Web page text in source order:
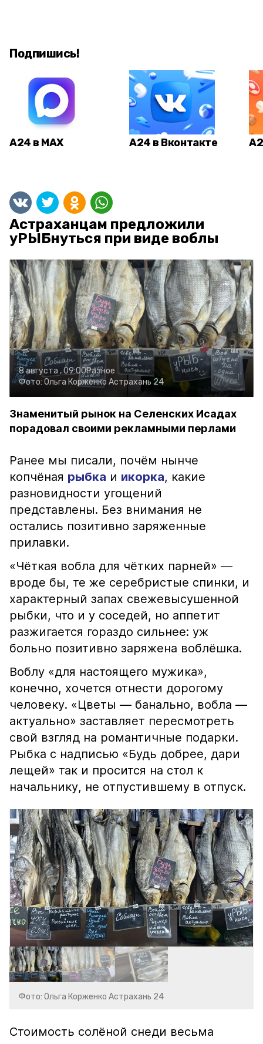
Подпишись!
А24 в MAX А24 в Вконтакте
Астраханцам предложили
уРЫБнуться при виде воблы
8 августа , 09:00Разное
Фото: Ольга Корженко Астрахань 24
Знаменитый рынок на Селенских Исадах
порадовал своими рекламными перлами
Ранее мы писали, почём нынче
копчёная рыбка и икорка, какие
разновидности угощений
представлены. Без внимания не
остались позитивно заряженные
прилавки.
«Чёткая вобла для чётких парней» —
вроде бы, те же серебристые спинки, и
характерный запах свежевысушенной
рыбки, что и у соседей, но аппетит
разжигается гораздо сильнее: уж
больно позитивно заряжена воблёшка.
Воблу «для настоящего мужика»,
конечно, хочется отнести дорогому
человеку. «Цветы — банально, вобла —
актуально» заставляет пересмотреть
свой взгляд на романтичные подарки.
Рыбка с надписью «Будь добрее, дари
лещей» так и просится на стол к
начальнику, не отпустившему в отпуск.
Фото: Ольга Корженко Астрахань 24
Стоимость солёной снеди весьма